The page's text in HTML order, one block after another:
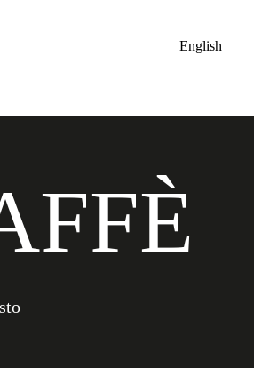
English